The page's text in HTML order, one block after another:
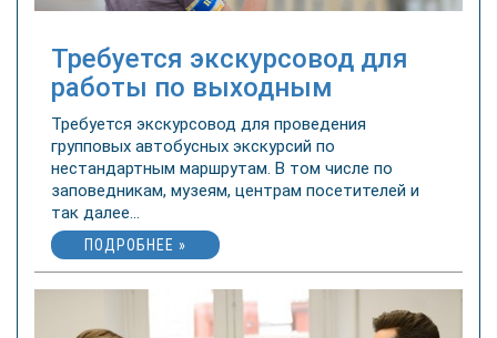
Требуется экскурсовод для
работы по выходным
Требуется экскурсовод для проведения
групповых автобусных экскурсий по
нестандартным маршрутам. В том числе по
заповедникам, музеям, центрам посетителей и
так далее...
ПОДРОБНЕЕ »